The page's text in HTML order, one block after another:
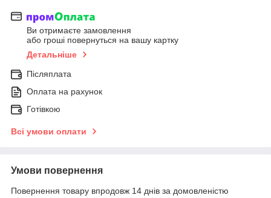
Ви отримаєте замовлення
або гроші повернуться на вашу картку
Детальніше
Післяплата
Оплата на рахунок
Готівкою
Всі умови оплати
Умови повернення
Повернення товару впродовж 14 днів за домовленістю